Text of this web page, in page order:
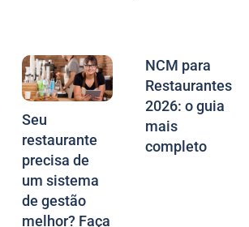
Seu
restaurante
precisa de
um sistema
de gestão
melhor? Faça
NCM para
Restaurantes
2026: o guia
mais
completo